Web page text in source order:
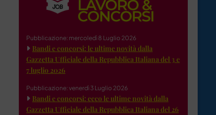
Pubblicazione: mercoledì 8 Luglio 2026
Bandi e concorsi: le ultime novità dalla
Gazzetta Ufficiale della Repubblica Italiana del 3 e
7 luglio 2026
Pubblicazione: venerdì 3 Luglio 2026
Bandi e concorsi: ecco le ultime novità dalla
Gazzetta Ufficiale della Repubblica Italiana del 26